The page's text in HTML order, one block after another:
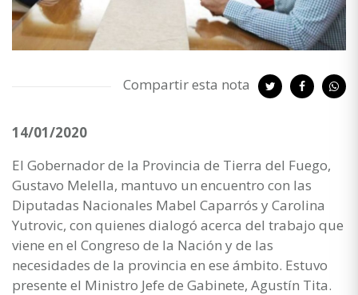
Compartir esta nota
14/01/2020
El Gobernador de la Provincia de Tierra del Fuego,
Gustavo Melella, mantuvo un encuentro con las
Diputadas Nacionales Mabel Caparrós y Carolina
Yutrovic, con quienes dialogó acerca del trabajo que
viene en el Congreso de la Nación y de las
necesidades de la provincia en ese ámbito. Estuvo
presente el Ministro Jefe de Gabinete, Agustín Tita.